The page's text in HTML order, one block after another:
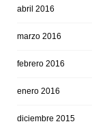
abril 2016
marzo 2016
febrero 2016
enero 2016
diciembre 2015